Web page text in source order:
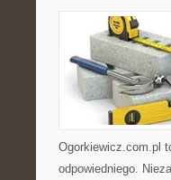
Ogorkiewicz.com.pl
odpowiedniego.